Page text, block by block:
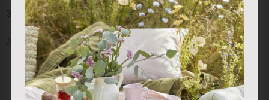
37.00€
Añadir al carrito
Añadir al carrito